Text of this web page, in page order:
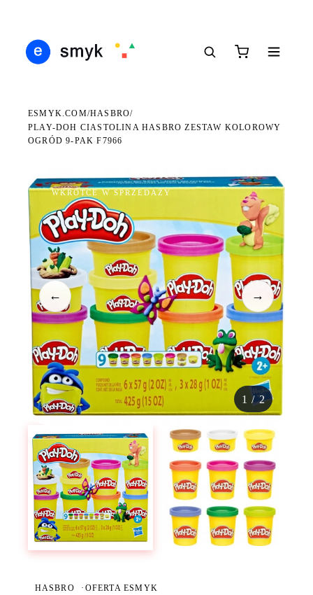
ESMYK.COM/HASBRO/
PLAY-DOH CIASTOLINA HASBRO ZESTAW KOLOROWY
OGRÓD 9-PAK F7966
WKRÓTCE W SPRZEDAŻY
← →
1 /2
HASBRO · OFERTA ESMYK